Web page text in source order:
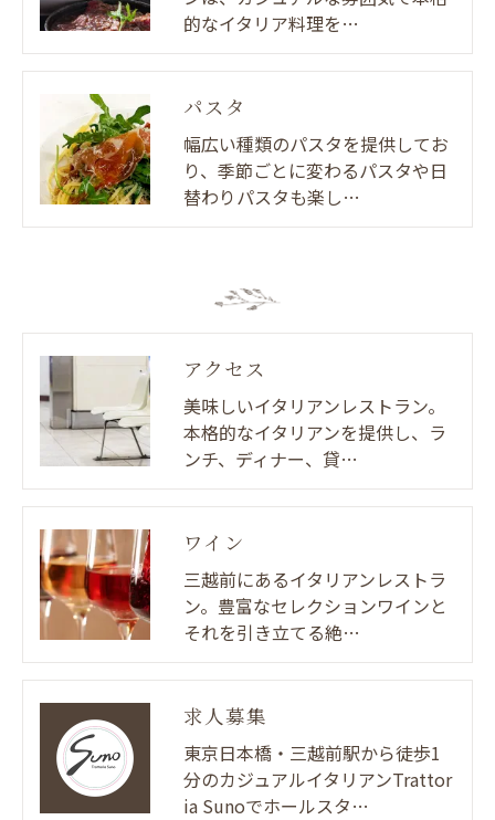
的なイタリア料理を…
パスタ
幅広い種類のパスタを提供してお
り、季節ごとに変わるパスタや日
替わりパスタも楽し…
アクセス
美味しいイタリアンレストラン。
本格的なイタリアンを提供し、ラ
ンチ、ディナー、貸…
ワイン
三越前にあるイタリアンレストラ
ン。豊富なセレクションワインと
それを引き立てる絶…
求人募集
東京日本橋・三越前駅から徒歩1
分のカジュアルイタリアンTrattor
ia Sunoでホールスタ…